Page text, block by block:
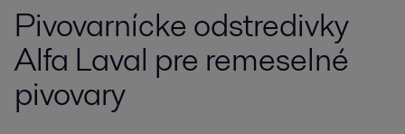
Pivovarnícke odstredivky
Alfa Laval pre remeselné
pivovary